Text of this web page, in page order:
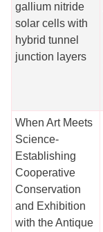
gallium nitride
solar cells with
hybrid tunnel
junction layers
When Art Meets
Science-
Establishing
Cooperative
Conservation
and Exhibition
with the Antique